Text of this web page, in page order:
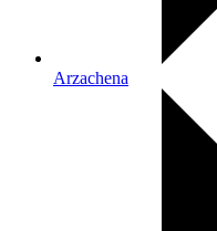
Arzachena